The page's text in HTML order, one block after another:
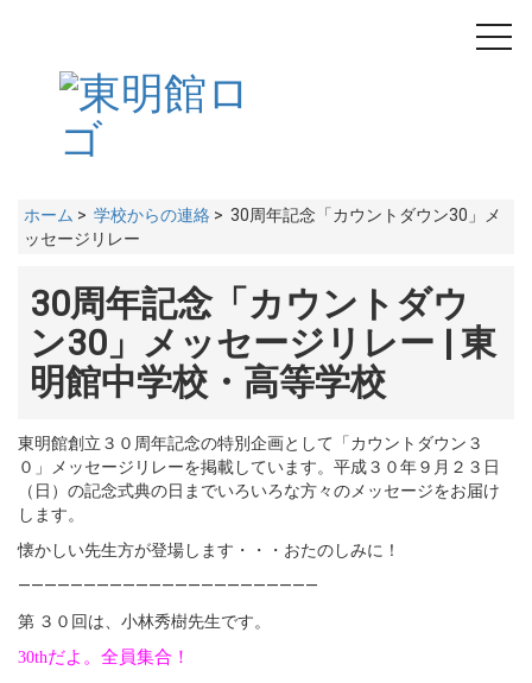
ホーム > 学校からの連絡 > 30周年記念「カウントダウン30」メ
ッセージリレー
30周年記念「カウントダウ
ン30」メッセージリレー | 東
明館中学校・高等学校
東明館創立３０周年記念の特別企画として「カウントダウン３
０」メッセージリレーを掲載しています。平成３０年９月２３日
（日）の記念式典の日までいろいろな方々のメッセージをお届け
します。
懐かしい先生方が登場します・・・おたのしみに！
———————————————————————
第 ３０回は、小林秀樹先生です。
30thだよ。全員集合！